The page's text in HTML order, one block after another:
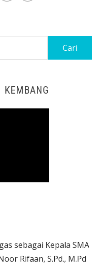
sebagai Kepala SMA
Rifaan, S.Pd., M.Pd